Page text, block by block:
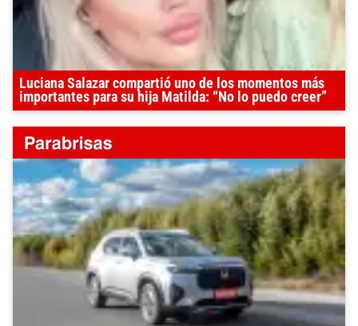
Luciana Salazar compartió uno de los momentos más
importantes para su hija Matilda: “No lo puedo creer”